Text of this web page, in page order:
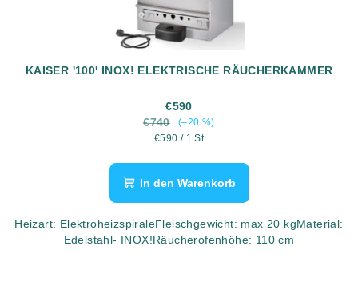
KAISER '100' INOX! ELEKTRISCHE RÄUCHERKAMMER
€590
€740
(–20 %)
Verkaufspreis:
€590 / 1 St
In den Warenkorb
Heizart: ElektroheizspiraleFleischgewicht: max 20 kgMaterial:
Edelstahl- INOX!Räucherofenhöhe: 110 cm